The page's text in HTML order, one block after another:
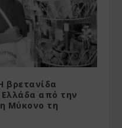
βρετανίδα
από την
Μύκονο τη